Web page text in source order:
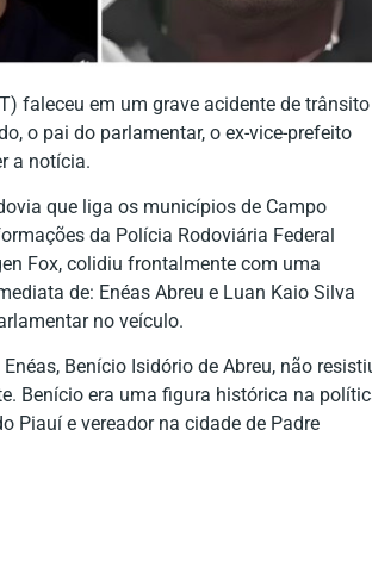
faleceu em um grave acidente de trânsito
o pai do parlamentar, o ex-vice-prefeito
a notícia.
que liga os municípios de Campo
da Polícia Rodoviária Federal
Fox, colidiu frontalmente com uma
de: Enéas Abreu e Luan Kaio Silva
no veículo.
Benício Isidório de Abreu, não
Benício era uma figura histórica na
Piauí e vereador na cidade de Padre